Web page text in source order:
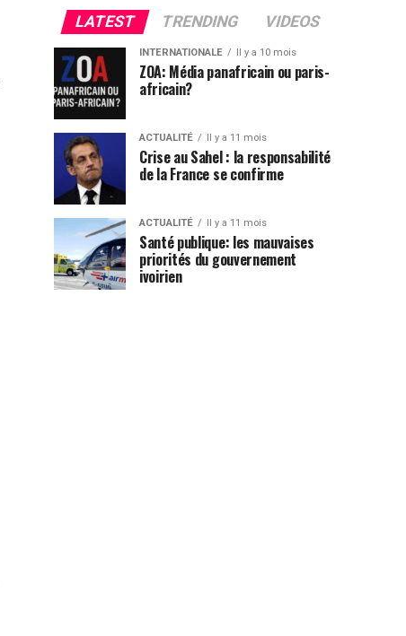
LATEST TRENDING VIDEOS
INTERNATIONALE Il y a 10 mois
ZOA: Média panafricain ou paris-
africain?
ACTUALITÉ Il y a 11 mois
Crise au Sahel : la responsabilité
de la France se confirme
ACTUALITÉ Il y a 11 mois
Santé publique: les mauvaises
priorités du gouvernement
ivoirien